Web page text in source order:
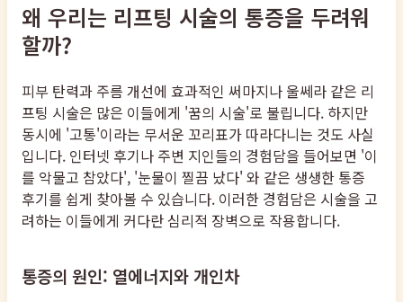
왜 우리는 리프팅 시술의 통증을 두려워
할까?
피부 탄력과 주름 개선에 효과적인 써마지나 울쎄라 같은 리
프팅 시술은 많은 이들에게 '꿈의 시술'로 불립니다. 하지만
동시에 '고통'이라는 무서운 꼬리표가 따라다니는 것도 사실
입니다. 인터넷 후기나 주변 지인들의 경험담을 들어보면 '이
를 악물고 참았다', '눈물이 찔끔 났다' 와 같은 생생한 통증
후기를 쉽게 찾아볼 수 있습니다. 이러한 경험담은 시술을 고
려하는 이들에게 커다란 심리적 장벽으로 작용합니다.
통증의 원인: 열에너지와 개인차